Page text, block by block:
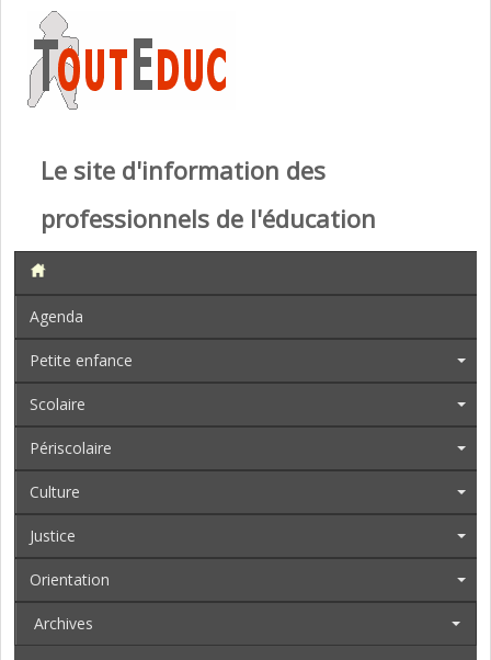
Le site d'information des
professionnels de l'éducation
Agenda
Petite enfance
Scolaire
Périscolaire
Culture
Justice
Orientation
Archives